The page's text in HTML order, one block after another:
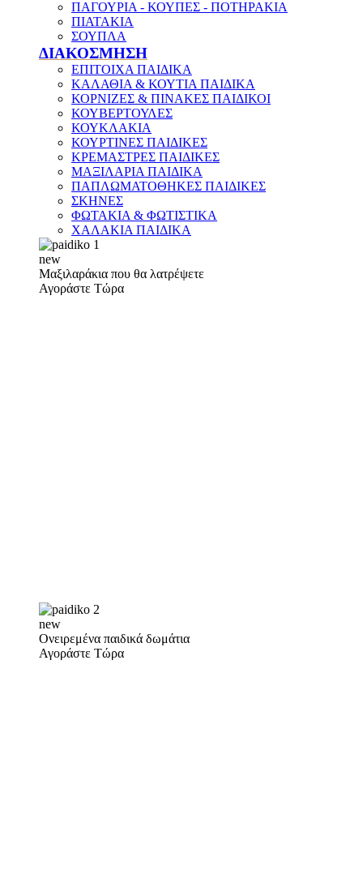
ΠΑΓΟΥΡΙΑ - ΚΟΥΠΕΣ - ΠΟΤΗΡΑΚΙΑ
ΠΙΑΤΑΚΙΑ
ΣΟΥΠΛΑ
ΔΙΑΚΟΣΜΗΣΗ
ΕΠΙΤΟΙΧΑ ΠΑΙΔΙΚΑ
ΚΑΛΑΘΙΑ & ΚΟΥΤΙΑ ΠΑΙΔΙΚΑ
ΚΟΡΝΙΖΕΣ & ΠΙΝΑΚΕΣ ΠΑΙΔΙΚΟΙ
ΚΟΥΒΕΡΤΟΥΛΕΣ
ΚΟΥΚΛΑΚΙΑ
ΚΟΥΡΤΙΝΕΣ ΠΑΙΔΙΚΕΣ
ΚΡΕΜΑΣΤΡΕΣ ΠΑΙΔΙΚΕΣ
ΜΑΞΙΛΑΡΙΑ ΠΑΙΔΙΚΑ
ΠΑΠΛΩΜΑΤΟΘΗΚΕΣ ΠΑΙΔΙΚΕΣ
ΣΚΗΝΕΣ
ΦΩΤΑΚΙΑ & ΦΩΤΙΣΤΙΚΑ
ΧΑΛΑΚΙΑ ΠΑΙΔΙΚΑ
new
Μαξιλαράκια που θα λατρέψετε
Αγοράστε Τώρα
new
Ονειρεμένα παιδικά δωμάτια
Αγοράστε Τώρα